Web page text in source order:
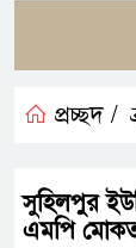
প্রচ্ছদ /
সুহিলপুর
এমপি